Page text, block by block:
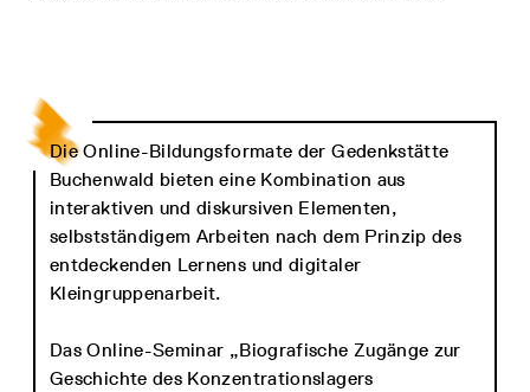
Die Online-Bildungsformate der Gedenkstätte
Buchenwald bieten eine Kombination aus
interaktiven und diskursiven Elementen,
selbstständigem Arbeiten nach dem Prinzip des
entdeckenden Lernens und digitaler
Kleingruppenarbeit.
Das Online-Seminar „Biografische Zugänge zur
Geschichte des Konzentrationslagers